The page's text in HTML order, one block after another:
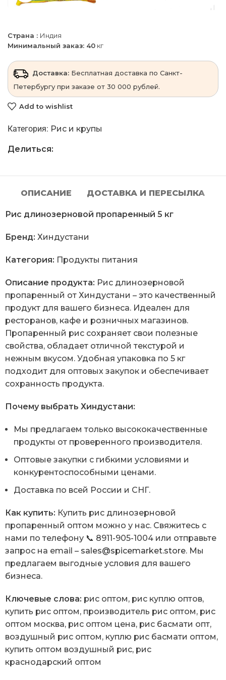
Страна : Индия
Минимальный заказ: 40 кг
Доставка: Бесплатная доставка по Санкт-
Петербургу при заказе от 30 000 рублей.
Add to wishlist
Категория: Рис и крупы
Делиться:
ОПИСАНИЕ ДОСТАВКА И ПЕРЕСЫЛКА
Рис длинозерновой пропаренный 5 кг
Бренд: Хиндустани
Категория: Продукты питания
Описание продукта: Рис длинозерновой
пропаренный от Хиндустани – это качественный
продукт для вашего бизнеса. Идеален для
ресторанов, кафе и розничных магазинов.
Пропаренный рис сохраняет свои полезные
свойства, обладает отличной текстурой и
нежным вкусом. Удобная упаковка по 5 кг
подходит для оптовых закупок и обеспечивает
сохранность продукта.
Почему выбрать Хиндустани:
Мы предлагаем только высококачественные
продукты от проверенного производителя.
Оптовые закупки с гибкими условиями и
конкурентоспособными ценами.
Доставка по всей России и СНГ.
Как купить: Купить рис длинозерновой
пропаренный оптом можно у нас. Свяжитесь с
нами по телефону 📞 8911-905-1004 или отправьте
запрос на email – sales@spicemarket.store. Мы
предлагаем выгодные условия для вашего
бизнеса.
Ключевые слова: рис оптом, рис куплю оптов,
купить рис оптом, производитель рис оптом, рис
оптом москва, рис оптом цена, рис басмати опт,
воздушный рис оптом, куплю рис басмати оптом,
купить оптом воздушный рис, рис
краснодарский оптом